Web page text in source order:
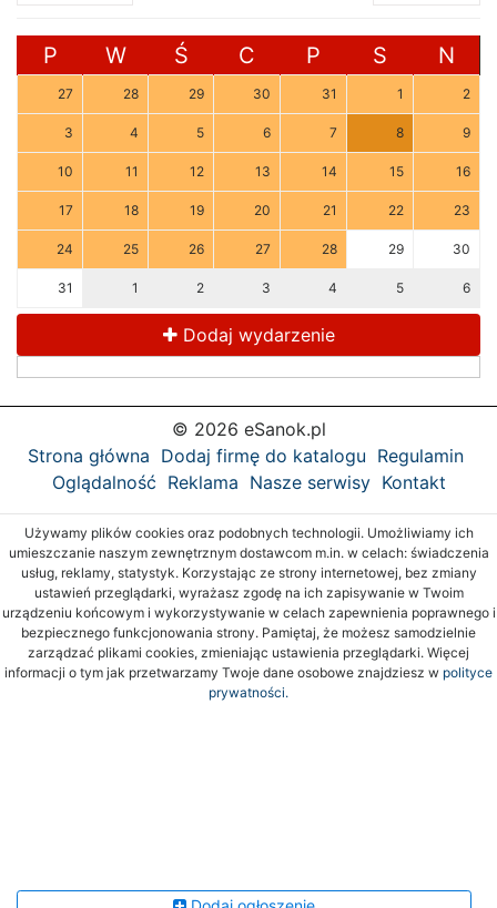
P W Ś C P S N
27 28 29 30 31 1 2
3 4 5 6 7 8 9
10 11 12 13 14 15 16
17 18 19 20 21 22 23
24 25 26 27 28 29 30
31 1 2 3 4 5 6
Dodaj wydarzenie
© 2026 eSanok.pl
Strona główna Dodaj firmę do katalogu Regulamin
Oglądalność Reklama Nasze serwisy Kontakt
Używamy plików cookies oraz podobnych technologii. Umożliwiamy ich
umieszczanie naszym zewnętrznym dostawcom m.in. w celach: świadczenia
usług, reklamy, statystyk. Korzystając ze strony internetowej, bez zmiany
ustawień przeglądarki, wyrażasz zgodę na ich zapisywanie w Twoim
urządzeniu końcowym i wykorzystywanie w celach zapewnienia poprawnego i
bezpiecznego funkcjonowania strony. Pamiętaj, że możesz samodzielnie
zarządzać plikami cookies, zmieniając ustawienia przeglądarki. Więcej
informacji o tym jak przetwarzamy Twoje dane osobowe znajdziesz w polityce
prywatności.